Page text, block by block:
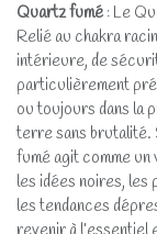
Quartz fumé : Le
Relié au chakra
intérieure, de
particulièrement
ou toujours dans la
terre sans brutalité.
fumé agit comme
les idées noires,
les tendances